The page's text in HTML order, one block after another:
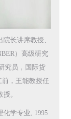
长讲席教授、
）高级研究
究员，国际货
，王能教授任
。
化学专业, 1995